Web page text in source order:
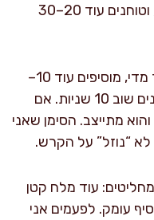
שניות, עוצרים ומגרדים דפנות, וטוחנים עוד 20–30
אם הממרח סמיך מדי, מוסיפים עוד 10–
20 מ"ל שמנת/מים קרים וטוחנים שוב 10 שניות. אם
מקררים 30 דקות והוא מתייצב. הסימן שאני
“נוזל” על הקרש.
עוד מלח קטן
עומק. לפעמים אני